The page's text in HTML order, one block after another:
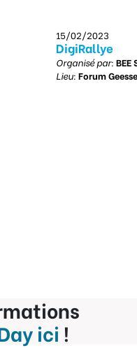
15/02/2023
DigiRallye
Organisé par: BEE
Lieu: Forum
ici !